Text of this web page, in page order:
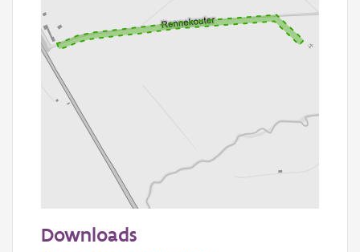
Informatie Vlaanderen
Downloads